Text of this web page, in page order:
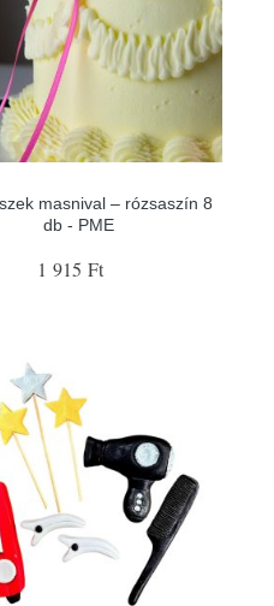
masnival – rózsaszín 8
db - PME
1 915 Ft